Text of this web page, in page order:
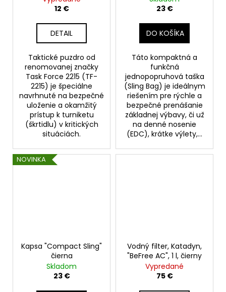
12 €
DETAIL
Taktické puzdro od
renomovanej značky
Task Force 2215 (TF-
2215) je špeciálne
navrhnuté na bezpečné
uloženie a okamžitý
prístup k turniketu
(škrtidlu) v kritických
situáciách.
23 €
DO KOŠÍKA
Táto kompaktná a
funkčná
jednopopruhová taška
(Sling Bag) je ideálnym
riešením pre rýchle a
bezpečné prenášanie
základnej výbavy, či už
na denné nosenie
(EDC), krátke výlety,...
NOVINKA
Kapsa "Compact Sling"
čierna
Skladom
23 €
Vodný filter, Katadyn,
"BeFree AC", 1 l, čierny
Vypredané
75 €